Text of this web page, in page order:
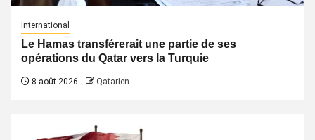
International
Le Hamas transférerait une partie de ses
opérations du Qatar vers la Turquie
8 août 2026 Qatarien